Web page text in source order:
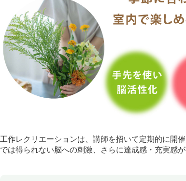
工作レクリエーションは、講師を招いて定期的に開
では得られない脳への刺激、さらに達成感・充実感